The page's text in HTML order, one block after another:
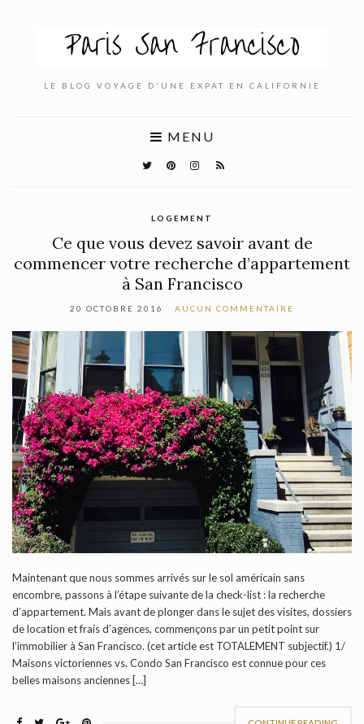
LE BLOG VOYAGE D'UNE EXPAT EN CALIFORNIE
MENU
LOGEMENT
Ce que vous devez savoir avant de
commencer votre recherche d’appartement
à San Francisco
20 OCTOBRE 2016 AUCUN COMMENTAIRE
Maintenant que nous sommes arrivés sur le sol américain sans
encombre, passons à l’étape suivante de la check-list : la recherche
d’appartement. Mais avant de plonger dans le sujet des visites, dossiers
de location et frais d’agences, commençons par un petit point sur
l’immobilier à San Francisco. (cet article est TOTALEMENT subjectif.) 1/
Maisons victoriennes vs. Condo San Francisco est connue pour ces
belles maisons anciennes […]